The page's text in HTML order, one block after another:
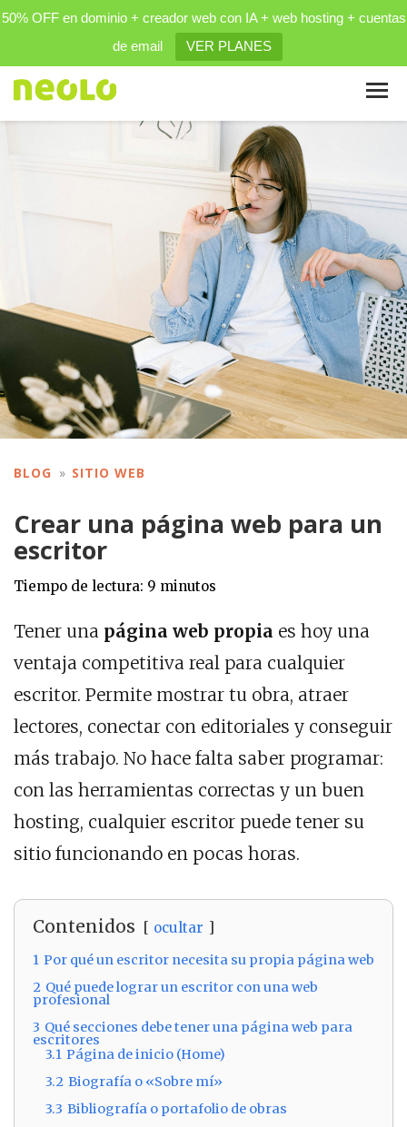
50% OFF en dominio + creador web con IA + web hosting + cuentas
de email
VER PLANES
BLOG SITIO WEB
Crear una página web para un
escritor
Tiempo de lectura: 9 minutos
Tener una página web propia es hoy una
ventaja competitiva real para cualquier
escritor. Permite mostrar tu obra, atraer
lectores, conectar con editoriales y conseguir
más trabajo. No hace falta saber programar:
con las herramientas correctas y un buen
hosting, cualquier escritor puede tener su
sitio funcionando en pocas horas.
Contenidos ocultar
1 Por qué un escritor necesita su propia página web
2 Qué puede lograr un escritor con una web
profesional
3 Qué secciones debe tener una página web para
escritores
3.1 Página de inicio (Home)
3.2 Biografía o «Sobre mí»
3.3 Bibliografía o portafolio de obras